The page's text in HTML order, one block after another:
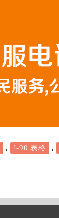
, I-90 表格 ,